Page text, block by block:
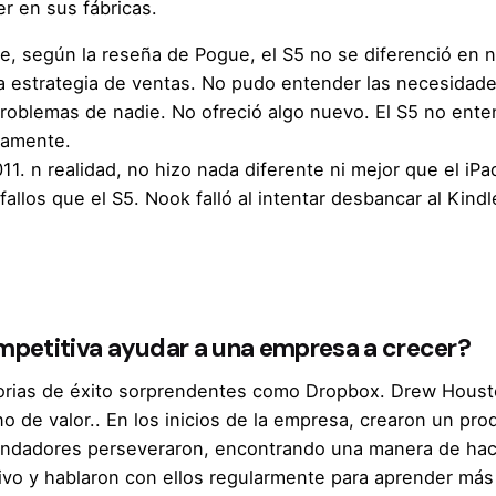
en sus fábricas.
según la reseña de Pogue, el S5 no se diferenció en
de ventas. No pudo entender las
de nadie. No ofreció algo nuevo. El S5 no
n realidad, no hizo nada diferente ni mejor que el
que el S5. Nook falló al intentar desbancar al
ayudar a una empresa a crecer?
de éxito sorprendentes como Dropbox. Drew
de valor.. En los inicios de la empresa, crearon un
perseveraron, encontrando una manera de
y hablaron con ellos regularmente para aprender